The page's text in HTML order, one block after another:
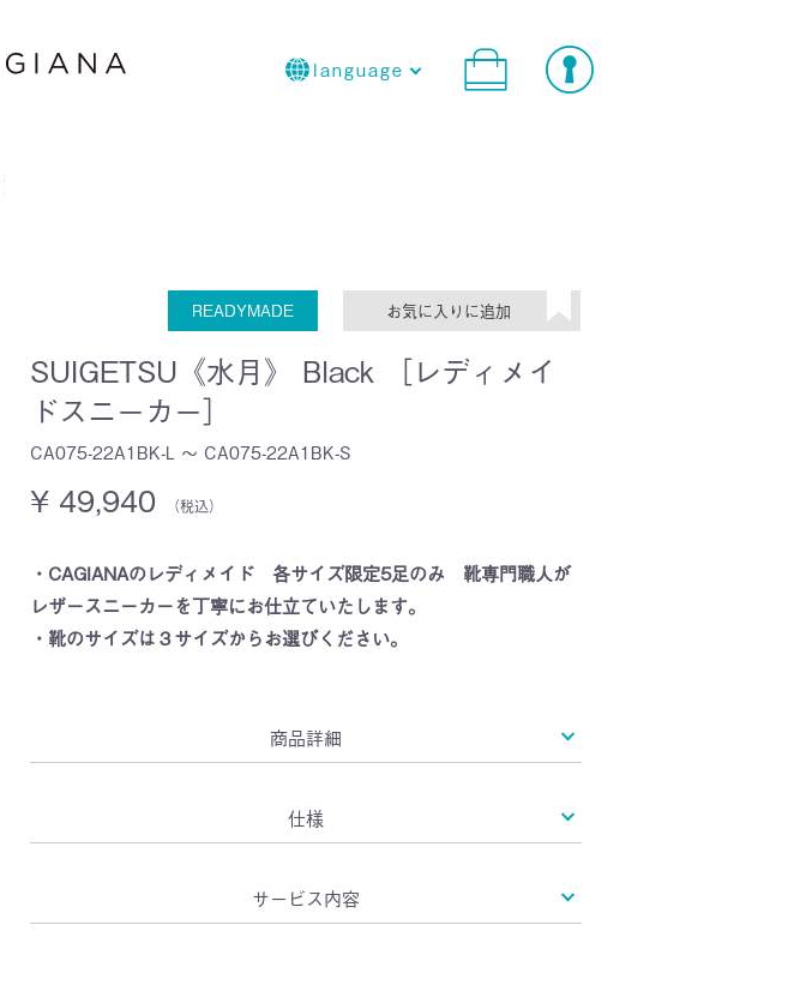
language
READYMADE
SUIGETSU《水月》 Black ［レディメイ
ドスニーカー］
CA075-22A1BK-L ～ CA075-22A1BK-S
¥ 49,940 （税込）
・CAGIANAのレディメイド 各サイズ限定5足のみ 靴専門職人が
レザースニーカーを丁寧にお仕立ていたします。
・靴のサイズは３サイズからお選びください。
商品詳細
仕様
サービス内容